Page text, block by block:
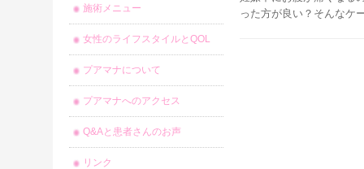
った方が良い？そんな
施術メニュー
女性のライフスタイルとQOL
プアマナについて
プアマナへのアクセス
Q&Aと患者さんのお声
リンク